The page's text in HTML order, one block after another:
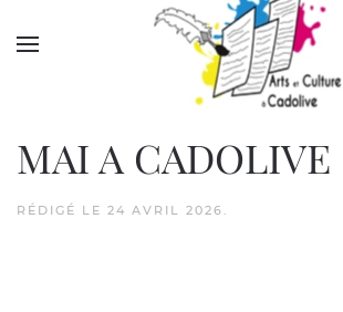
Accéder au contenu principal
MAI A CADOLIVE
RÉDIGÉ LE 24 AVRIL 2026 .